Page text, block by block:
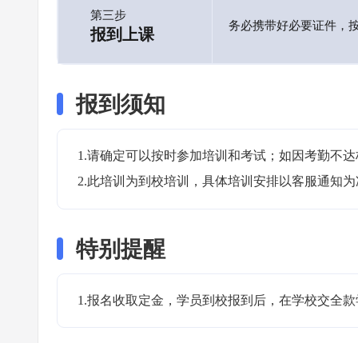
第三步
报到上课 务必携带好必要证件，
报到须知
1.请确定可以按时参加培训和考试；如因考勤不
2.此培训为到校培训，具体培训安排以客服通知
特别提醒
1.报名收取定金，学员到校报到后，在学校交全